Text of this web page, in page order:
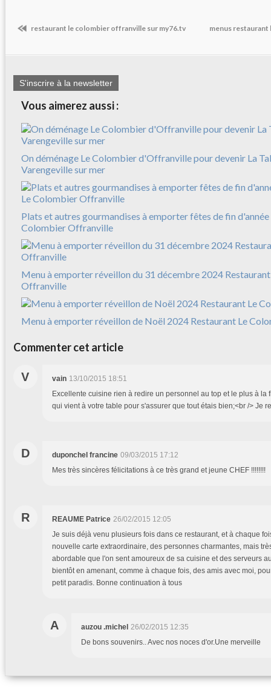
restaurant le colombier offranville sur my76.tv menus
S'inscrire à la newsletter
Vous aimerez aussi :
On déménage Le Colombier d'Offranville pour devenir La
Varengeville sur mer
Plats et autres gourmandises à emporter fêtes de fin
Colombier Offranville
Menu à emporter réveillon du 31 décembre 2024
Offranville
Menu à emporter réveillon de Noël 2024 Restaurant Le
Commenter cet article
V vain 13/10/2015 18:51
Excellente cuisine rien à redire un personnel au top et le plus à la
qui vient à votre table pour s'assurer que tout étais bien;<br /> Je
D duponchel francine 09/03/2015 17:12
Mes très sincères félicitations à ce très grand et jeune CHEF !!!!!!!!
R REAUME Patrice 26/02/2015 12:05
Je suis déjà venu plusieurs fois dans ce restaurant, et à chaque
nouvelle carte extraordinaire, des personnes charmantes, mais
abordable que l'on sent amoureux de sa cuisine et des serveurs
bientôt en amenant, comme à chaque fois, des amis avec moi,
petit paradis. Bonne continuation à tous
A auzou .michel 26/02/2015 12:35
De bons souvenirs.. Avec nos noces d'or.Une merveille